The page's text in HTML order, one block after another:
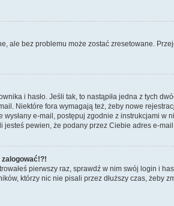
ale bez problemu może zostać zresetowane.
i hasło. Jeśli tak, to nastąpiła jedna z tych
Niektóre fora wymagają też, żeby nowe
e-mail, postępuj zgodnie z instrukcjami
jesteś pewien, że podany przez Ciebie adres e-
pierwszy raz, sprawdź w nim swój login i
którzy nic nie pisali przez dłuższy czas,